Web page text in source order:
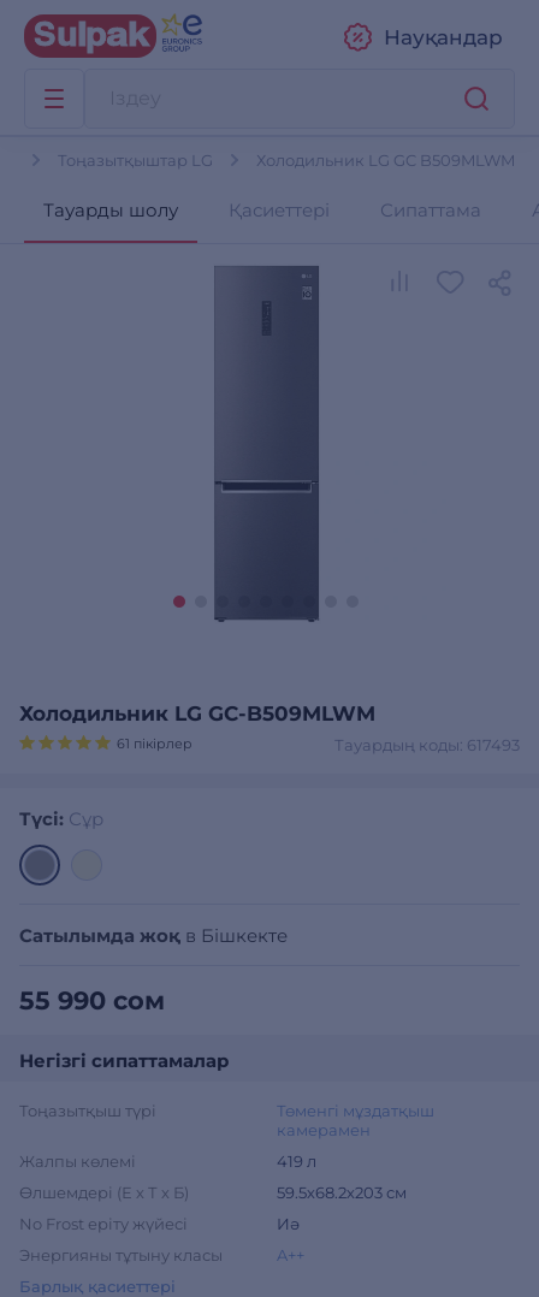
Науқандар
Тоңазытқыштар LG Холодильник LG GC B509MLWM
Тауарды шолу Қасиеттері Сипаттама
Холодильник LG GC-B509MLWM
Тауардың коды: 617493
61 пікірлер
Түсі: Сұр
Сатылымда жоқ в Бішкекте
55 990 сом
Негізгі сипаттамалар
Тоңазытқыш түрі
Төменгі мұздатқыш
камерамен
Жалпы көлемі
419 л
Өлшемдері (Е х Т х Б)
59.5х68.2х203 см
No Frost еріту жүйесі
Иә
Энергияны тұтыну класы
A++
Барлық қасиеттері